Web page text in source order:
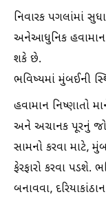
નિવારક પગલાંમાં
અનેઆધુનિક હવામાન
શકે છે.
ભવિષ્યમાં મુંબઈની
હવામાન નિષ્ણાતો
અને અચાનક પૂરનું
સામનો કરવા માટે,
ફેરફારો કરવા પડશે.
બનાવવા,